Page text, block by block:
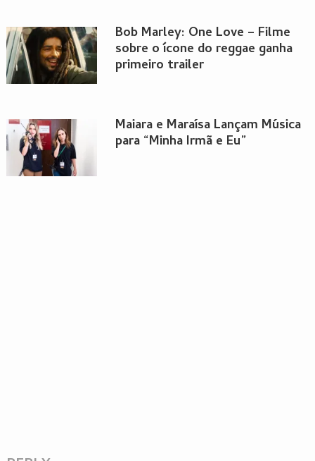
Bob Marley: One Love – Filme
sobre o ícone do reggae ganha
primeiro trailer
Maiara e Maraísa Lançam Música
para “Minha Irmã e Eu”